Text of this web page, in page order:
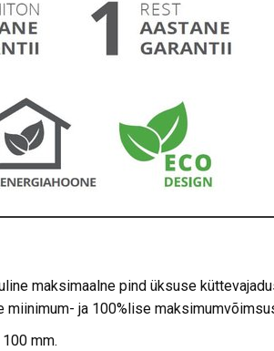
maksimaalne pind üksuse
ja 100%lise
mm.